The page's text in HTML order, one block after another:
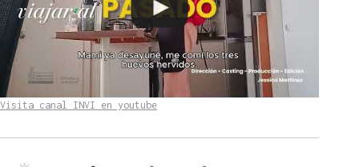
Visita canal INVI en youtube